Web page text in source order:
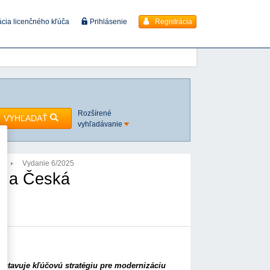
licenčného kľúča Prihlásenie Registrácia
VYHĽADAŤ
Rozšírené
vyhľadávanie
Vydanie 6/2025
a Česká
kľúčovú stratégiu pre modernizáciu